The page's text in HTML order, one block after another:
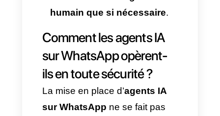
client abandonne et la vente
est perdue.
L’Agent IA sur WhatsApp :
peut être personnalisé sur
des modèles
conversationnels avancés et